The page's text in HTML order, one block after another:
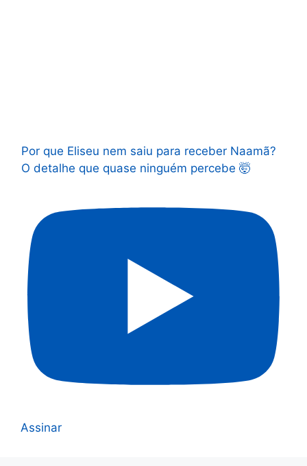
Por que Eliseu nem saiu para receber Naamã?
O detalhe que quase ninguém percebe 🤯
Assinar